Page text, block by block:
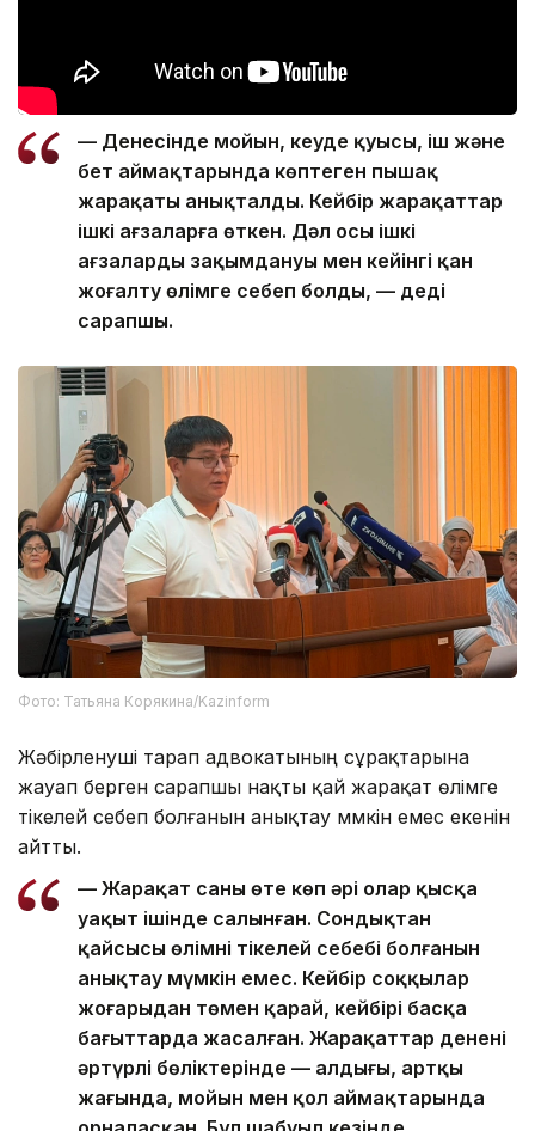
— Денесінде мойын, кеуде қуысы, іш және
бет аймақтарында көптеген пышақ
жарақаты анықталды. Кейбір жарақаттар
ішкі ағзаларға өткен. Дәл осы ішкі
ағзалардың зақымдануы мен кейінгі қан
жоғалту өлімге себеп болды, — деді
сарапшы.
Фото: Татьяна Корякина/Kazinform
Жәбірленуші тарап адвокатының сұрақтарына
жауап берген сарапшы нақты қай жарақат өлімге
тікелей себеп болғанын анықтау мүмкін емес екенін
айтты.
— Жарақат саны өте көп әрі олар қысқа
уақыт ішінде салынған. Сондықтан
қайсысы өлімнің тікелей себебі болғанын
анықтау мүмкін емес. Кейбір соққылар
жоғарыдан төмен қарай, кейбірі басқа
бағыттарда жасалған. Жарақаттар дененің
әртүрлі бөліктерінде — алдыңғы, артқы
жағында, мойын мен қол аймақтарында